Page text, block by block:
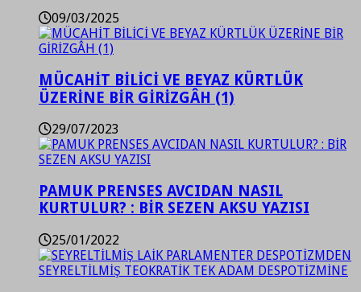
09/03/2025
MÜCAHİT BİLİCİ VE BEYAZ KÜRTLÜK
ÜZERİNE BİR GİRİZGÂH (1)
29/07/2023
PAMUK PRENSES AVCIDAN NASIL
KURTULUR? : BİR SEZEN AKSU YAZISI
25/01/2022